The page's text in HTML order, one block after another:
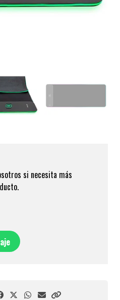
si necesita más